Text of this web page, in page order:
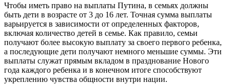
Чтобы иметь право на выплаты Путина, в семьях должны
быть дети в возрасте от 3 до 16 лет. Точная сумма выплаты
варьируется в зависимости от определенных факторов,
включая количество детей в семье. Как правило, семьи
получают более высокую выплату за своего первого ребенка,
а последующие дети получают немного меньшие суммы. Эти
выплаты служат прямым вкладом в празднование Нового
года каждого ребенка и в конечном итоге способствуют
укреплению чувства общности внутри нации.